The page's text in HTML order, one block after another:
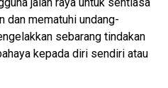
dan mematuhi undang-
sebarang tindakan
kepada diri sendiri atau